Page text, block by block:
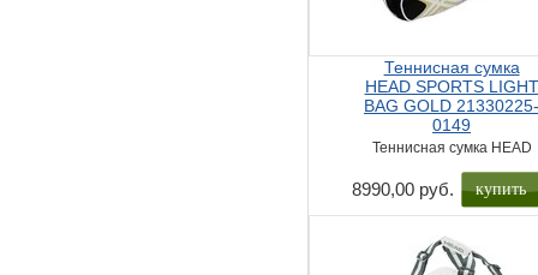
Теннисная сумка
HEAD SPORTS LIGHT
BAG GOLD
0149
Теннисная сумка HEAD
8990,00 руб. купить